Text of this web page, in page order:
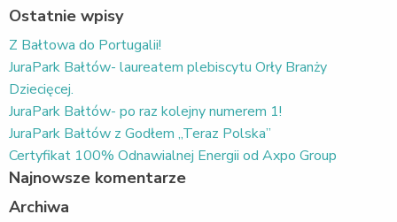
Ostatnie wpisy
Z Bałtowa do Portugalii!
JuraPark Bałtów- laureatem plebiscytu Orły Branży
Dziecięcej.
JuraPark Bałtów- po raz kolejny numerem 1!
JuraPark Bałtów z Godłem „Teraz Polska”
Certyfikat 100% Odnawialnej Energii od Axpo Group
Najnowsze komentarze
Archiwa